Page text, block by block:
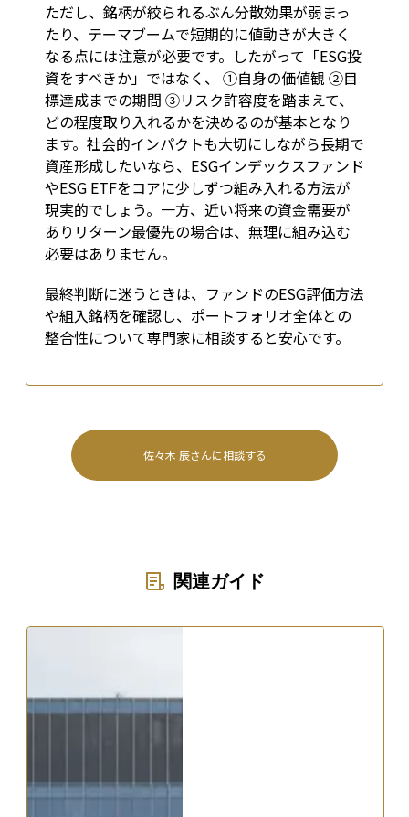
ただし、銘柄が絞られるぶん分散効果が弱まっ
たり、テーマブームで短期的に値動きが大きく
なる点には注意が必要です。したがって「ESG投
資をすべきか」ではなく、 ①自身の価値観 ②目
標達成までの期間 ③リスク許容度を踏まえて、
どの程度取り入れるかを決めるのが基本となり
ます。社会的インパクトも大切にしながら長期で
資産形成したいなら、ESGインデックスファンド
やESG ETFをコアに少しずつ組み入れる方法が
現実的でしょう。一方、近い将来の資金需要が
ありリターン最優先の場合は、無理に組み込む
必要はありません。
最終判断に迷うときは、ファンドのESG評価方法
や組入銘柄を確認し、ポートフォリオ全体との
整合性について専門家に相談すると安心です。
佐々木 辰さんに相談する
関連ガイド